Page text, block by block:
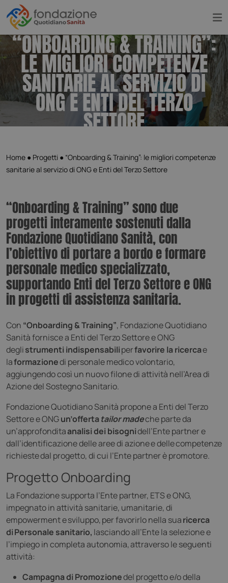
“ONBOARDING & TRAINING”:
LE MIGLIORI COMPETENZE
SANITARIE AL SERVIZIO DI
ONG E ENTI DEL TERZO
SETTORE
Home ● Progetti ● “Onboarding & Training”: le migliori competenze
sanitarie al servizio di ONG e Enti del Terzo Settore
“Onboarding & Training” sono due
progetti interamente sostenuti dalla
Fondazione Quotidiano Sanità, con
l’obiettivo di portare a bordo e formare
personale medico specializzato,
supportando Enti del Terzo Settore e ONG
in progetti di assistenza sanitaria.
Con “Onboarding & Training”, Fondazione Quotidiano
Sanità fornisce a Enti del Terzo Settore e ONG
deglistrumenti indispensabiliperfavorire la ricercae
laformazionedi personale medico volontario,
aggiungendo così un nuovo filone di attività nell’Area di
Azione del Sostegno Sanitario.
Fondazione Quotidiano Sanità propone a Enti del Terzo
Settore e ONGun’offertatailor madeche parte da
un’approfonditaanalisi dei bisognidell’Ente partner e
dall’identificazione delle aree di azione e delle competenze
richieste dal progetto, di cui l’Ente partner è promotore.
Progetto Onboarding
La Fondazione supporta l’Ente partner, ETS e ONG,
impegnato in attività sanitarie, umanitarie, di
empowerment e sviluppo, per favorirlo nella suaricerca
di Personale sanitario, lasciando all’Ente la selezione e
l’impiego in completa autonomia,attraverso le seguenti
attività:
Campagna di Promozionedel progetto e/o della